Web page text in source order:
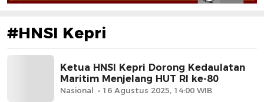
#HNSI Kepri
Ketua HNSI Kepri Dorong Kedaulatan
Maritim Menjelang HUT RI ke-80
Nasional 16 Agustus 2025, 14:00 WIB